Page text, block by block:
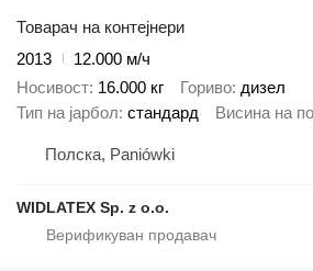
Товарач на контејнери
2013
12.000 м/ч
Носивост 16.000 кг Гориво дизел
Тип на јарбол стандард Висина на
Полска, Paniówki
WIDLATEX Sp. z o.o.